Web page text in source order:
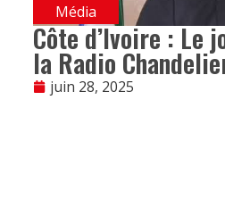
Média
Côte d’Ivoire : Le
la Radio
juin 28, 2025